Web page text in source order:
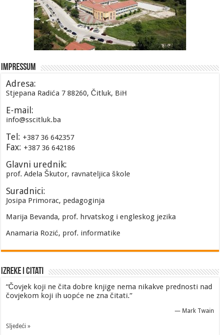
Impressum
Adresa:
Stjepana Radića 7 88260, Čitluk, BiH
E-mail:
info@sscitluk.ba
Tel: +387 36 642357
Fax: +387 36 642186
Glavni urednik:
prof. Adela Škutor, ravnateljica škole
Suradnici:
Josipa Primorac, pedagoginja
Marija Bevanda, prof. hrvatskog i engleskog jezika
Anamaria Rozić, prof. informatike
Izreke i Citati
“Čovjek koji ne čita dobre knjige nema nikakve prednosti nad
čovjekom koji ih uopće ne zna čitati.”
— Mark Twain
Sljedeći »